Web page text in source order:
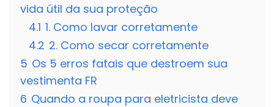
vida útil da sua proteção
4.1 1. Como lavar corretamente
4.2 2. Como secar corretamente
5 Os 5 erros fatais que destroem sua
vestimenta FR
6 Quando a roupa para eletricista deve